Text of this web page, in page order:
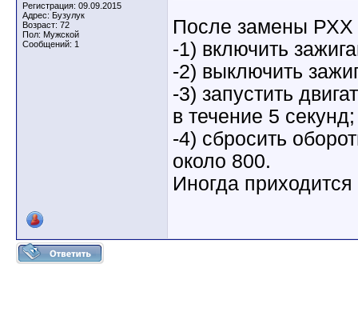
Регистрация: 09.09.2015
Адрес: Бузулук
Возраст: 72
Пол: Мужской
Сообщений: 1
После замены РХХ
-1) включить
-2) выключить
-3) запустить
в течение 5 секунд;
-4) сбросить
около 800.
Иногда приходится